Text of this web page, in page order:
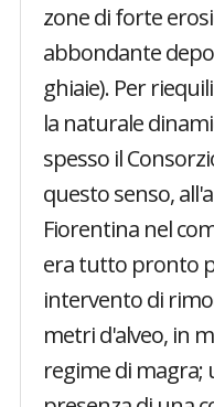
zone di forte
abbondante
ghiaie). Per
la naturale
spesso il
questo senso,
Fiorentina nel
era tutto pronto
intervento di
metri d'alveo, in
regime di magra;